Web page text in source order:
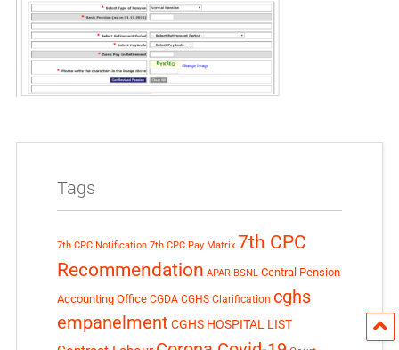
Tags
7th CPC Notification 7th CPC Pay Matrix 7th CPC
Recommendation APAR BSNL Central Pension
Accounting Office CGDA CGHS Clarification cghs
empanelment CGHS HOSPITAL LIST